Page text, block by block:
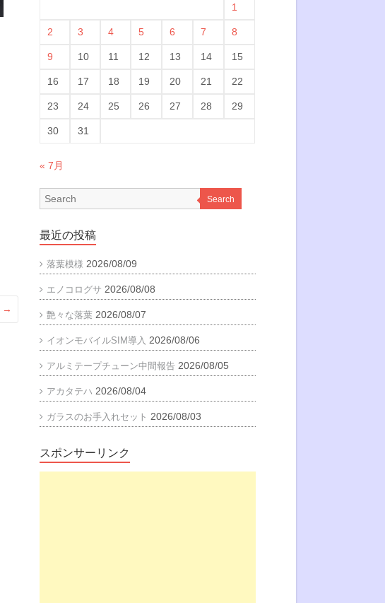
→
1
2 3 4 5 6 7 8
9 10 11 12 13 14 15
16 17 18 19 20 21 22
23 24 25 26 27 28 29
30 31
« 7月
Search
最近の投稿
落葉模様 2026/08/09
エノコログサ 2026/08/08
艶々な落葉 2026/08/07
イオンモバイルSIM導入 2026/08/06
アルミテープチューン中間報告 2026/08/05
アカタテハ 2026/08/04
ガラスのお手入れセット 2026/08/03
スポンサーリンク